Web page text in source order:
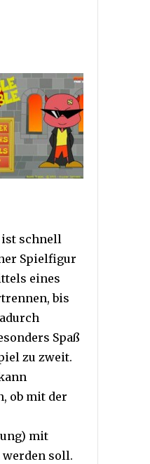
schnell
Spielfigur
eines
bis
Spaß
zu zweit.
ob mit der
mit
soll.